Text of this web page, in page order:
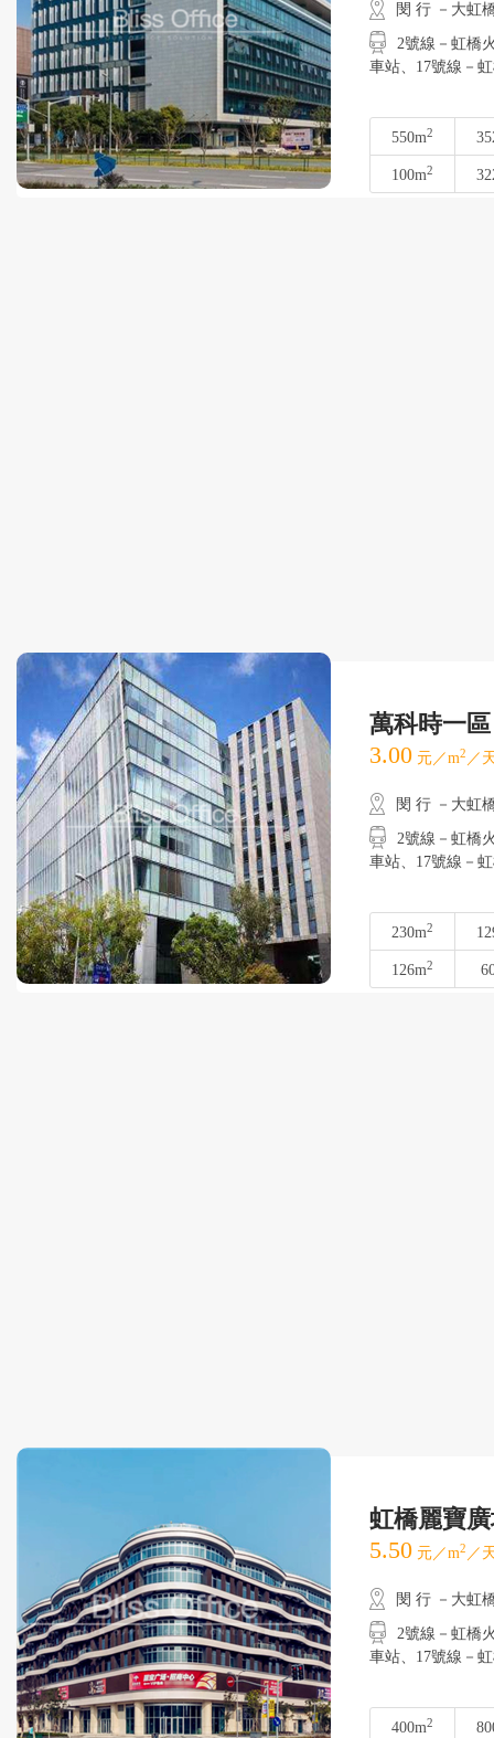
閔 行 －大虹
2號線－虹橋火
車站、17號線－
550m2
100m2
萬科時一區
3.00 元／m2 ／
閔 行 －大虹
2號線－虹橋火
車站、17號線－
230m2
126m2
虹橋麗寶
5.50 元／m2 ／
閔 行 －大虹
2號線－虹橋火
車站、17號線－
400m2